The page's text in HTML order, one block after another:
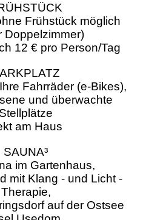
Frühstück möglich
Doppelzimmer)
12 € pro Person/Tag
Fahrräder (e-Bikes),
und überwachte
Stellplätze
am Haus
SAUNA³
im Gartenhaus,
mit Klang - und Licht -
Therapie,
auf der Ostsee